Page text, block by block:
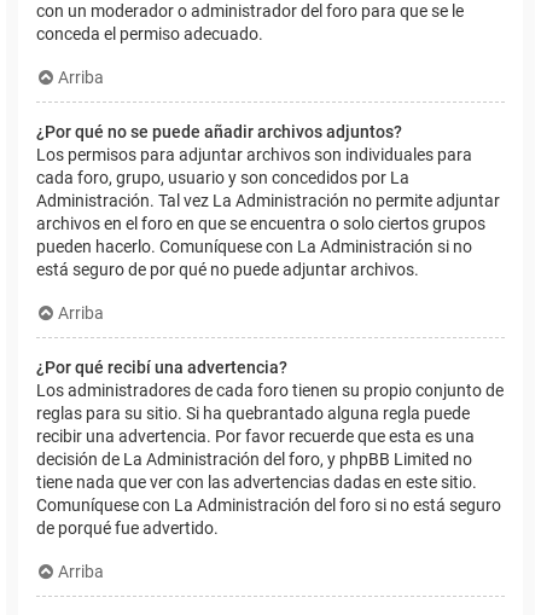
con un moderador o administrador del foro para que se le
conceda el permiso adecuado.
Arriba
¿Por qué no se puede añadir archivos adjuntos?
Los permisos para adjuntar archivos son individuales para
cada foro, grupo, usuario y son concedidos por La
Administración. Tal vez La Administración no permite adjuntar
archivos en el foro en que se encuentra o solo ciertos grupos
pueden hacerlo. Comuníquese con La Administración si no
está seguro de por qué no puede adjuntar archivos.
Arriba
¿Por qué recibí una advertencia?
Los administradores de cada foro tienen su propio conjunto de
reglas para su sitio. Si ha quebrantado alguna regla puede
recibir una advertencia. Por favor recuerde que esta es una
decisión de La Administración del foro, y phpBB Limited no
tiene nada que ver con las advertencias dadas en este sitio.
Comuníquese con La Administración del foro si no está seguro
de porqué fue advertido.
Arriba